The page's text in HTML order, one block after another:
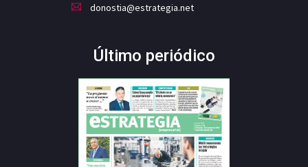
donostia@estrategia.net
Último periódico